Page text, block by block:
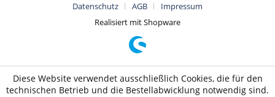
Datenschutz
AGB
Impressum
Realisiert mit Shopware
Diese Website verwendet ausschließlich Cookies, die für den
technischen Betrieb und die Bestellabwicklung notwendig sind.